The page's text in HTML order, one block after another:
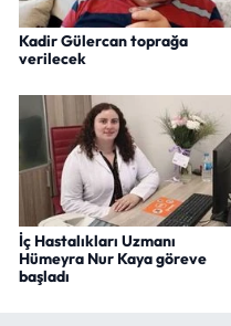
Kadir Gülercan toprağa
verilecek
İç Hastalıkları Uzmanı
Hümeyra Nur Kaya göreve
başladı